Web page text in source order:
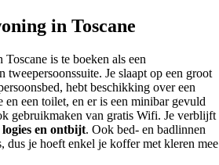
in Toscane
is te boeken als een
tweepersoonssuite. Je slaapt op een groot
hebt beschikking over een
en een toilet, en er is een minibar gevuld
gebruikmaken van gratis Wifi. Je verblijft
logies en ontbijt. Ook bed- en badlinnen
dus je hoeft enkel je koffer met kleren mee